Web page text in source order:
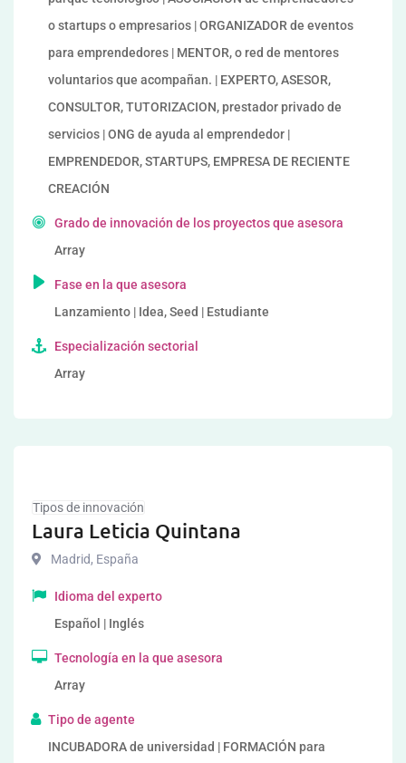
o startups o empresarios | ORGANIZADOR de eventos
para emprendedores | MENTOR, o red de mentores
voluntarios que acompañan. | EXPERTO, ASESOR,
CONSULTOR, TUTORIZACION, prestador privado de
servicios | ONG de ayuda al emprendedor |
EMPRENDEDOR, STARTUPS, EMPRESA DE RECIENTE
CREACIÓN
Grado de innovación de los proyectos que asesora
Array
Fase en la que asesora
Lanzamiento | Idea, Seed | Estudiante
Especialización sectorial
Array
Tipos de innovación
Laura Leticia Quintana
Madrid, España
Idioma del experto
Español | Inglés
Tecnología en la que asesora
Array
Tipo de agente
INCUBADORA de universidad | FORMACIÓN para